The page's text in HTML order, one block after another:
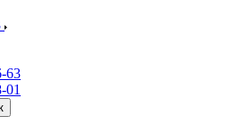
63
01